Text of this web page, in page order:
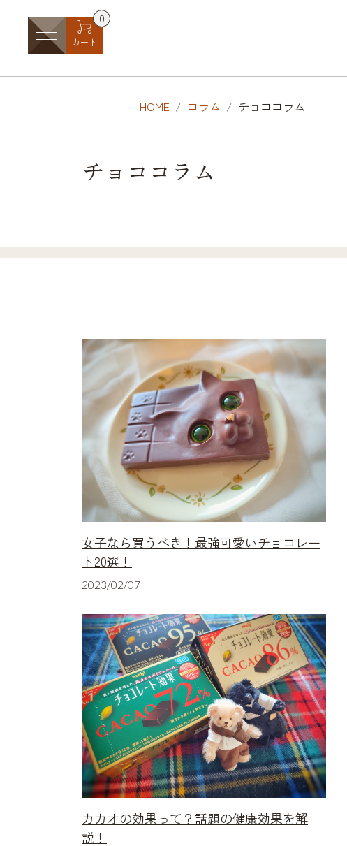
カート
0
HOME コラム チョココラム
チョココラム
女子なら買うべき！最強可愛いチョコレー
ト20選！
2023/02/07
カカオの効果って？話題の健康効果を解
説！